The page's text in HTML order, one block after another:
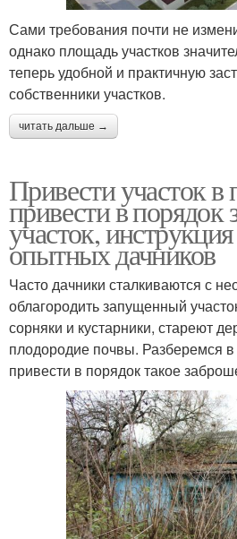
Сами требования почти не
однако площадь участков
теперь удобной и практичную
собственники участков.
читать дальше →
Привести участок в
привести в
участок,
опытных дачников
Часто дачники сталкиваются с
облагородить запущенный
сорняки и кустарники, стареют
плодородие почвы. Разберемся
привести в порядок такое